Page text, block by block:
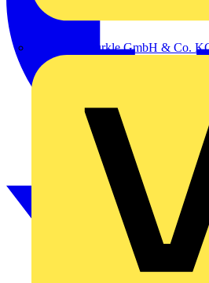
Alexander Bürkle GmbH & Co.